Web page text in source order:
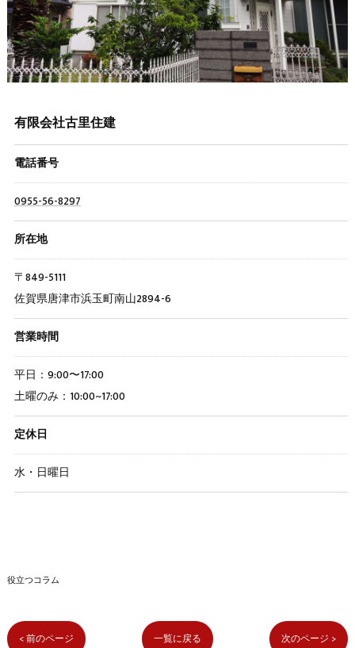
有限会社古里住建
電話番号
0955-56-8297
所在地
〒849-5111
佐賀県唐津市浜玉町南山2894-6
営業時間
平日：9:00〜17:00
土曜のみ：10:00~17:00
定休日
水・日曜日
役立つコラム
< 前のページ 一覧に戻る 次のページ >